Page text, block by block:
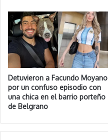
Detuvieron a Facundo Moyano
por un confuso episodio con
una chica en el barrio porteño
de Belgrano